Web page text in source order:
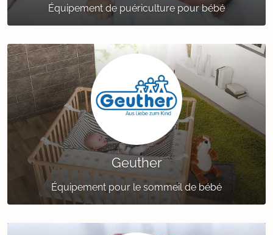
Équipement de puériculture pour bébé
Geuther
Équipement pour le sommeil de bébé